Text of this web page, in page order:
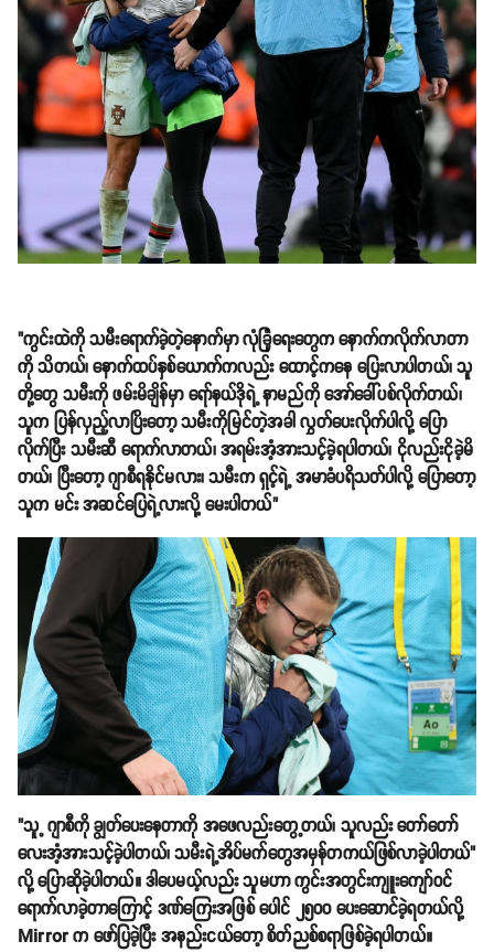
"ကွင်းထဲကို သမီးရောက်ခဲ့တဲ့နောက်မှာ လုံခြုံရေးတွေက နောက်ကလိုက်လာတာ
ကို သိတယ်၊ နောက်ထပ်နှစ်ယောက်ကလည်း ထောင့်ကနေ ပြေးလာပါတယ်၊ သူ
တို့တွေ သမီးကို ဖမ်းမိချိန်မှာ ရော်နယ်ဒိုရဲ့ နာမည်ကို အော်ခေါ်ပစ်လိုက်တယ်၊
သူက ပြန်လှည့်လာပြိးတော့ သမီးကိုမြင်တဲ့အခါ လွှတ်ပေးလိုက်ပါလို့ ပြော
လိုက်ပြီး သမီးဆီ ရောက်လာတယ်၊ အရမ်းအံ့အားသင့်ခဲ့ရပါတယ်၊ ငိုလည်းငိုခဲ့မိ
တယ်၊ ပြီးတော့ ဂျာစီရနိုင်မလား၊ သမီးက ရှင့်ရဲ့ အမာခံပရိသတ်ပါလို့ ပြောတော့
သူက မင်း အဆင်ပြေရဲ့လားလို့ မေးပါတယ်"
"သူ့ ဂျာစီကို ချွတ်ပေးနေတာကို အဖေလည်းတွေ့တယ်၊ သူလည်း တော်တော်
လေးအံ့အားသင့်ခဲ့ပါတယ်၊ သမီးရဲ့အိပ်မက်တွေအမှန်တကယ်ဖြစ်လာခဲ့ပါတယ်"
လို့ ပြောဆိုခဲ့ပါတယ်။ ဒါပေမယ့်လည်း သူမဟာ ကွင်းအတွင်းကျူးကျော်ဝင်
ရောက်လာခဲ့တာကြောင့် ဒဏ်ကြေးအဖြစ် ပေါင် ၂၅၀၀ ပေးဆောင်ခဲ့ရတယ်လို့
Mirror က ဖော်ပြခဲ့ပြီး အနည်းငယ်တော့ စိတ်ညစ်စရာဖြစ်ခဲ့ရပါတယ်။